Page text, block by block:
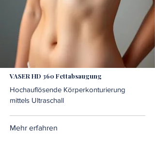
VASER HD 360 Fettabsaugung
Hochauflösende Körperkonturierung
mittels Ultraschall
Mehr erfahren